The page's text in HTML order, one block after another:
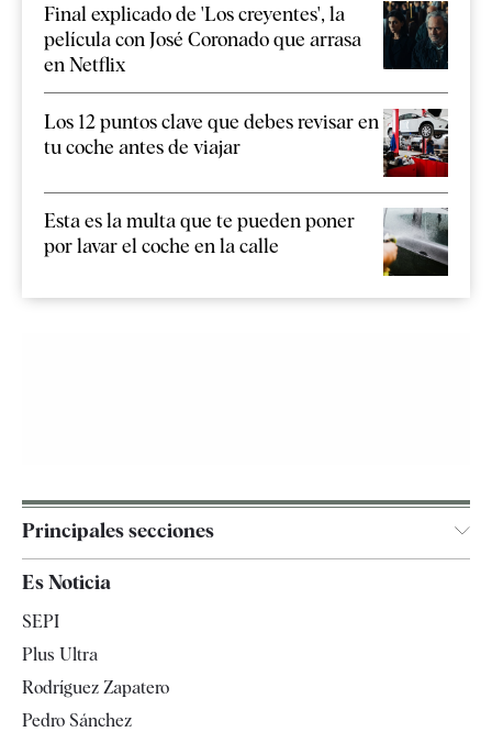
Final explicado de 'Los creyentes', la
película con José Coronado que arrasa
en Netflix
Los 12 puntos clave que debes revisar en
tu coche antes de viajar
Esta es la multa que te pueden poner
por lavar el coche en la calle
Principales secciones
España
Televisión
Es Noticia
SEPI
Plus Ultra
Rodríguez Zapatero
Pedro Sánchez